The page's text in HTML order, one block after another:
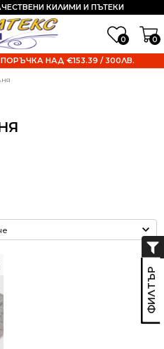
0 0
КИЛИМИ И ПЪТЕКИ
НАД €153.39 / 300ЛВ.